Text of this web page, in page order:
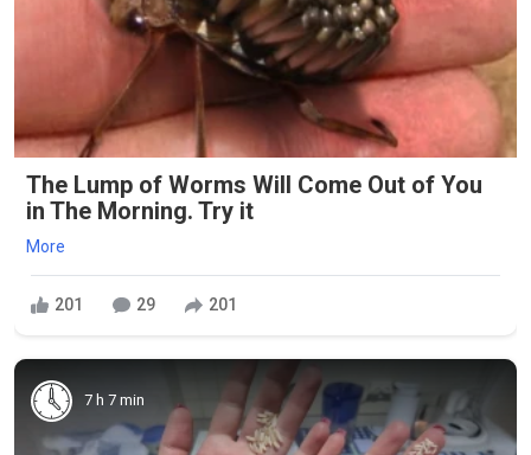
The Lump of Worms Will Come Out of You
in The Morning. Try it
More
201 29 201
7 h 7 min